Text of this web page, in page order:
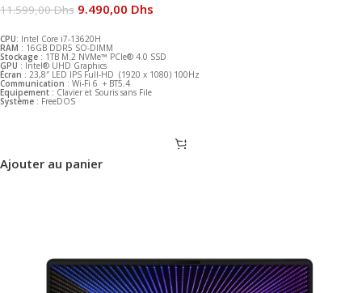
11.599,00Dhs 9.490,00 Dhs
CPU: Intel Core i7-13620H
RAM : 16GB DDR5 SO-DIMM
Stockage : 1TB M.2 NVMe™ PCIe® 4.0 SSD
GPU : Intel® UHD Graphics
Écran : 23,8″ LED IPS Full-HD (1920 x 1080) 100Hz
Communication : Wi-Fi 6 + BT5.4
Equipement : Clavier et Souris sans File
Système : FreeDOS
Ajouter au panier